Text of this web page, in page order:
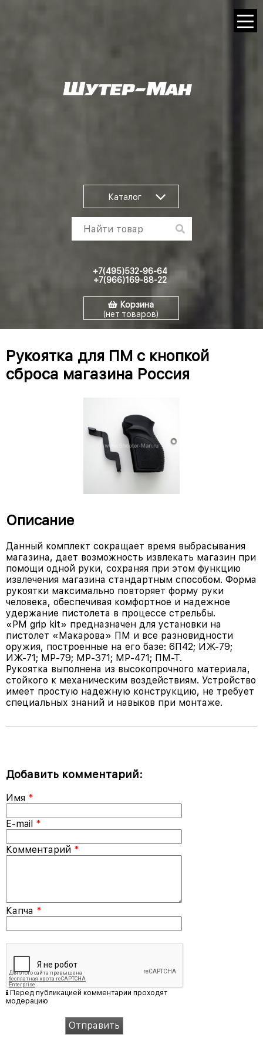
Каталог
+7(495)532-96-64
+7(966)169-88-22
Корзина
(нет товаров)
Рукоятка для ПМ с кнопкой
сброса магазина Россия
Описание
Данный комплект сокращает время выбрасывания
магазина, дает возможность извлекать магазин при
помощи одной руки, сохраняя при этом функцию
извлечения магазина стандартным способом. Форма
рукоятки максимально повторяет форму руки
человека, обеспечивая комфортное и надежное
удержание пистолета в процессе стрельбы.
«PM grip kit» предназначен для установки на
пистолет «Макарова» ПМ и все разновидности
оружия, построенные на его базе: 6П42; ИЖ-79;
ИЖ-71; МР-79; МР-371; МР-471; ПМ-Т.
Рукоятка выполнена из высокопрочного материала,
стойкого к механическим воздействиям. Устройство
имеет простую надежную конструкцию, не требует
специальных знаний и навыков при монтаже.
Добавить комментарий:
Имя *
E-mail *
Комментарий *
Капча *
Перед публикацией комментарии проходят
модерацию
Отправить